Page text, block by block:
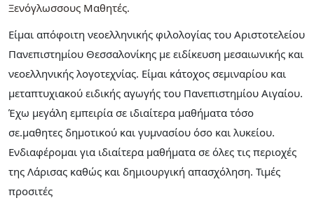
Ξενόγλωσσους Μαθητές
Είμαι απόφοιτη νεοελληνικής φιλολογίας του Αριστοτελείου
Πανεπιστημίου Θεσσαλονίκης με ειδίκευση μεσαιωνικής και
νεοελληνικής λογοτεχνίας. Είμαι κάτοχος σεμιναρίου και
μεταπτυχιακού ειδικής αγωγής του Πανεπιστημίου Αιγαίου.
Έχω μεγάλη εμπειρία σε ιδιαίτερα μαθήματα τόσο
σε.μαθητες δημοτικού και γυμνασίου όσο και λυκείου.
Ενδιαφέρομαι για ιδιαίτερα μαθήματα σε όλες τις περιοχές
της Λάρισας καθώς και δημιουργική απασχόληση. Τιμές
προσιτές